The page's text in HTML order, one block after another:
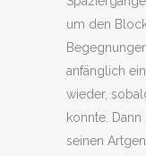
um den
anfänglich
wieder,
konnte.
seinen